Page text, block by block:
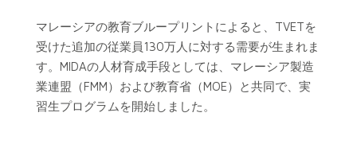
マレーシアの教育ブループリントによると、TVETを
受けた追加の従業員130万人に対する需要が生まれま
す。MIDAの人材育成手段としては、マレーシア製造
業連盟（FMM）および教育省（MOE）と共同で、実
習生プログラムを開始しました。